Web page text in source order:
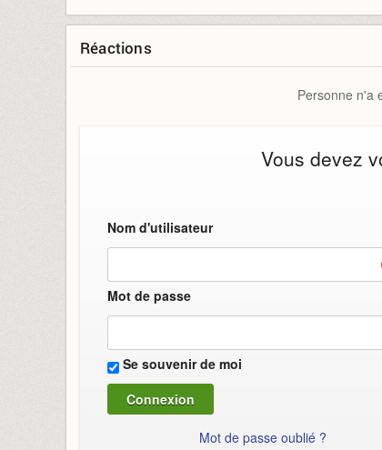
Réactions
Personne n'a
Vous devez
Nom d'utilisateur
Mot de passe
Se souvenir de moi
Mot de passe oublié ?